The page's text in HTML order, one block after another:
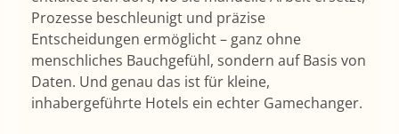
Prozesse beschleunigt und präzise
Entscheidungen ermöglicht – ganz ohne
menschliches Bauchgefühl, sondern auf Basis von
Daten. Und genau das ist für kleine,
inhabergeführte Hotels ein echter Gamechanger.